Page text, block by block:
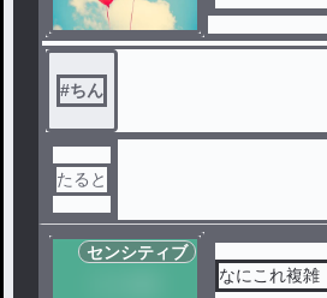
#ちん
たると
センシティブ
なにこれ複雑